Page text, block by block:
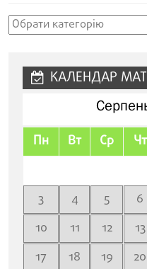
Рубрики
КАЛЕНДАР
Пн Вт Ср Чт
3
4 5 6
10
11 12 13
17
18 19 20